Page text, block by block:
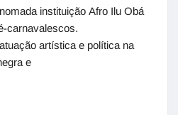
instituição Afro Ilu Obá
carnavalescos.
artística e política na
e